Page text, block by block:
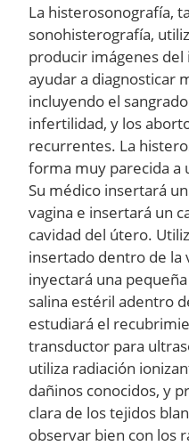
La histerosonografía,
sonohisterografía,
producir imágenes
ayudar a diagnosticar
incluyendo el
infertilidad, y los
recurrentes. La
forma muy parecida a
Su médico insertará
vagina e insertará un
cavidad del útero.
insertado dentro de la
inyectará una
salina estéril adentro
estudiará el
transductor para
utiliza radiación
dañinos conocidos, y
clara de los tejidos
observar bien con los